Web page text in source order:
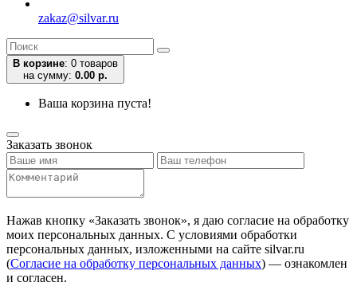
zakaz@silvar.ru
В корзине: 0 товаров
на сумму: 0.00 р.
Ваша корзина пуста!
Заказать звонок
Нажав кнопку «Заказать звонок», я даю согласие на обработку
моих персональных данных. С условиями обработки
персональных данных, изложенными на сайте silvar.ru
(Согласие на обработку персональных данных) — ознакомлен
и согласен.